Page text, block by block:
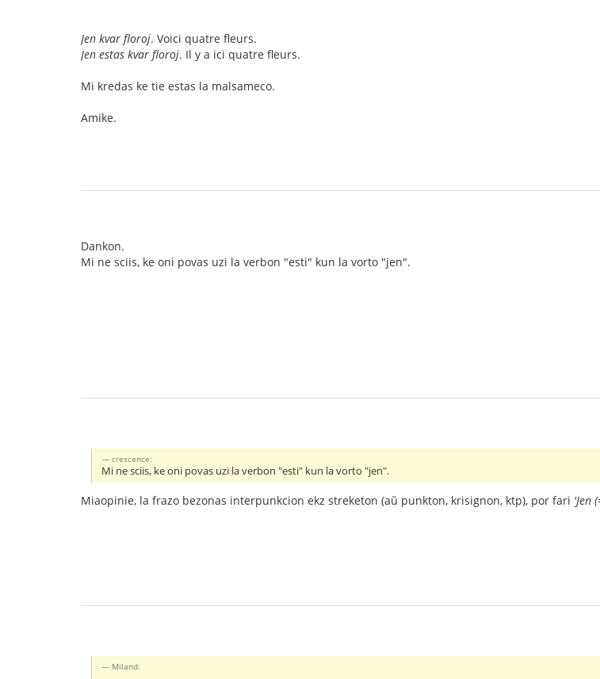
Jen kvar floroj. Voici quatre fleurs.
Jen estas kvar floroj. Il y a ici quatre fleurs.
Mi kredas ke tie estas la malsameco.
Amike.
Dankon.
Mi ne sciis, ke oni povas uzi la verbon "esti" kun la vorto "jen".
crescence:
Mi ne sciis, ke oni povas uzi la verbon "esti" kun la vorto "jen".
Miaopinie, la frazo bezonas interpunkcion ekz streketon (aŭ punkton, krisignon, ktp), por fari 'Jen
Miland: